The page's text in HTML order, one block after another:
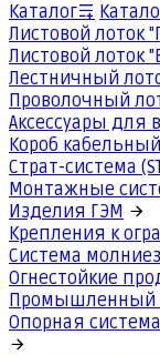
Каталог
Листовой лоток
Листовой лоток
Лестничный
Проволочный
Аксессуары для
Короб
Страт-система
Монтажные
Изделия ГЭМ
Крепления к
Система
Огнестойкие
Промышленный
Опорная система